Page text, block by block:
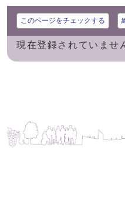
このページをチェックする
現在登録されていませ